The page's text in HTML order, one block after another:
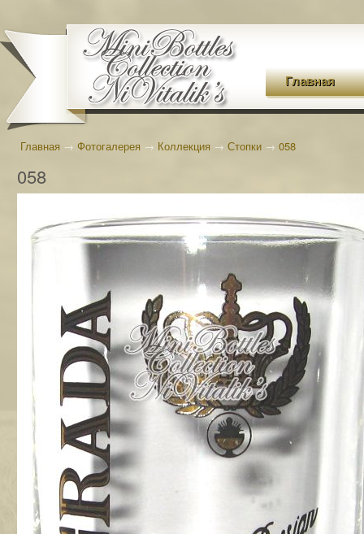
Главная
Главная → Фотогалерея → Коллекция → Стопки → 058
058